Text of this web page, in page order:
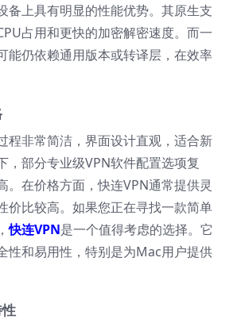
备上具有明显的性能优势。其原生支
占用和更快的加密解密速度。而一
能仍依赖通用版本或转译层，在效率
程非常简洁，界面设计直观，适合新
，部分专业级VPN软件配置选项复
。在价格方面，快连VPN通常提供灵
价比较高。如果您正在寻找一款简单
快连VPN是一个值得考虑的选择。它
性和易用性，特别是为Mac用户提供